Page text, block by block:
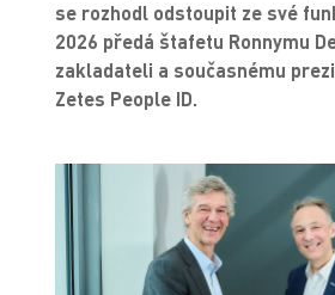
se rozhodl odstoupit ze své
2026 předá štafetu Ronnymu
zakladateli a současnému
Zetes People ID.